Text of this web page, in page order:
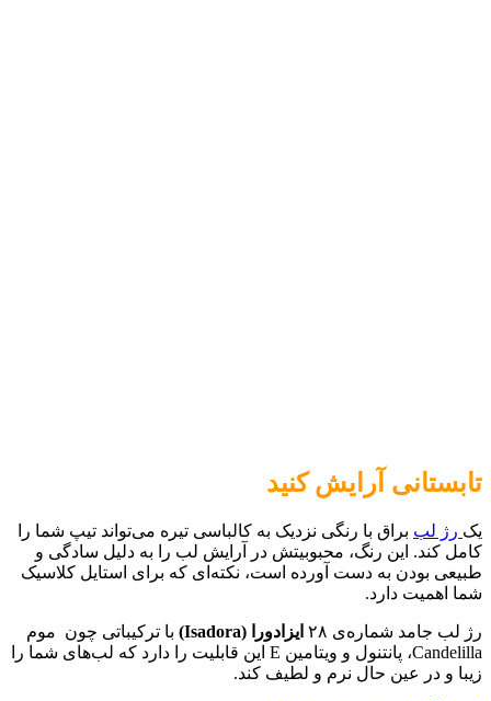
تابستانی آرایش کنید
یک رژ لب براق با رنگی نزدیک به کالباسی تیره می‌تواند تیپ شما را
کامل کند. این رنگ، محبوبیتش در آرایش لب را به دلیل سادگی و
طبیعی بودن به دست آورده است، نکته‌ای که برای استایل کلاسیک
شما اهمیت دارد.
رژ لب جامد شماره‌ی ۲۸ ایزادورا (Isadora
) با ترکیباتی چون موم
Candelilla، پانتنول و ویتامین E این قابلیت را دارد که لب‌های شما را
زیبا و در عین حال نرم و لطیف کند.